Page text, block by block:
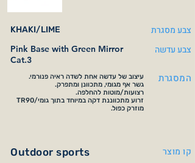
KHAKI/LIME צבע מסגרת
Pink Base with Green Mirror
Cat.3
צבע עדשה
עיצוב של עדשה אחת לשדה ראיה פנורמי.
גשר אף מגומי, מתכוונן ומתפרק.
רצועות/מוטות להחלפה.
זרוע מתכווננת דקה במיוחד בתוך גומי/TR90
מוזרק כפול.
המסגרת
Outdoor sports קו מוצר